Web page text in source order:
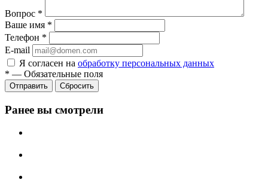
Вопрос *
Ваше имя *
Телефон *
E-mail
Я согласен на обработку персональных данных
* — Обязательные поля
Отправить Сбросить
Ранее вы смотрели